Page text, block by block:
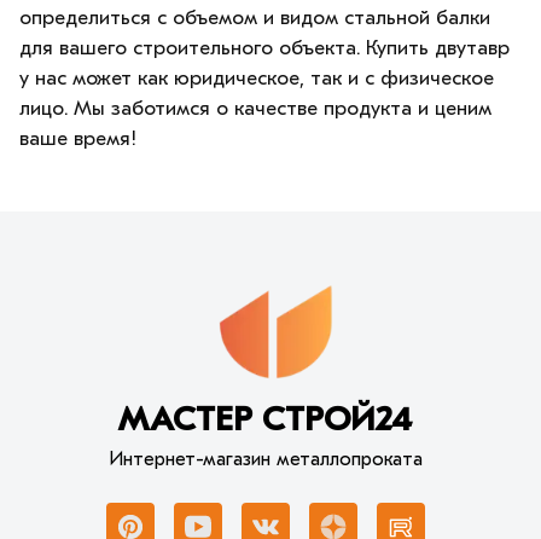
определиться с объемом и видом стальной балки
для вашего строительного объекта. Купить двутавр
у нас может как юридическое, так и с физическое
лицо. Мы заботимся о качестве продукта и ценим
ваше время!
МАСТЕР СТРОЙ24
Интернет-магазин металлопроката